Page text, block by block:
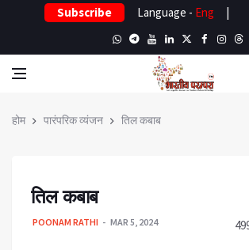
Subscribe Language - Eng |
होम पारंपरिक व्यंजन तिल कबाब
तिल कबाब
POONAM RATHI MAR 5, 2024